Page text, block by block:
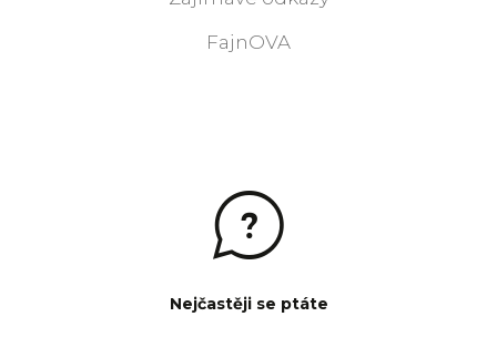
FajnOVA
Nejčastěji se ptáte